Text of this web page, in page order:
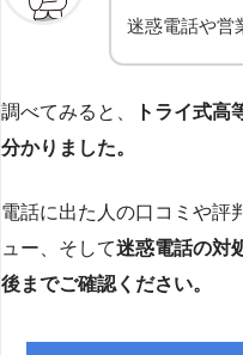
迷惑電話や営
調べてみると、
トライ式高
分かりました。
電話に出た人の口コミや評
ュー、そして迷惑電話の対
後までご確認ください。